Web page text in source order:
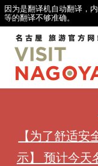
因为是翻译机自动翻译，
等的翻译不够准确。
【为了舒适
示】 预计今天